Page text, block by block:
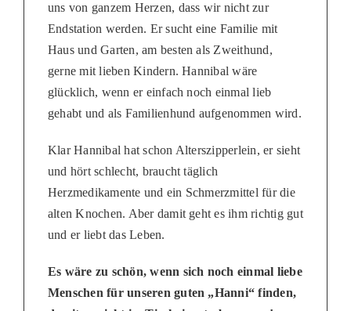
uns von ganzem Herzen, dass wir nicht zur
Endstation werden. Er sucht eine Familie mit
Haus und Garten, am besten als Zweithund,
gerne mit lieben Kindern. Hannibal wäre
glücklich, wenn er einfach noch einmal lieb
gehabt und als Familienhund aufgenommen wird.
Klar Hannibal hat schon Alterszipperlein, er sieht
und hört schlecht, braucht täglich
Herzmedikamente und ein Schmerzmittel für die
alten Knochen. Aber damit geht es ihm richtig gut
und er liebt das Leben.
Es wäre zu schön, wenn sich noch einmal liebe
Menschen für unseren guten „Hanni“ finden,